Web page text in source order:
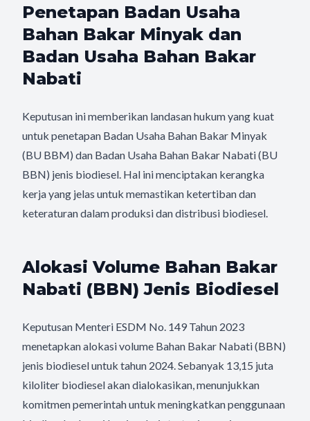
Penetapan Badan Usaha
Bahan Bakar Minyak dan
Badan Usaha Bahan Bakar
Nabati
Keputusan ini memberikan landasan hukum yang kuat
untuk penetapan Badan Usaha Bahan Bakar Minyak
(BU BBM) dan Badan Usaha Bahan Bakar Nabati (BU
BBN) jenis biodiesel. Hal ini menciptakan kerangka
kerja yang jelas untuk memastikan ketertiban dan
keteraturan dalam produksi dan distribusi biodiesel.
Alokasi Volume Bahan Bakar
Nabati (BBN) Jenis Biodiesel
Keputusan Menteri ESDM No. 149 Tahun 2023
menetapkan alokasi volume Bahan Bakar Nabati (BBN)
jenis biodiesel untuk tahun 2024. Sebanyak 13,15 juta
kiloliter biodiesel akan dialokasikan, menunjukkan
komitmen pemerintah untuk meningkatkan penggunaan